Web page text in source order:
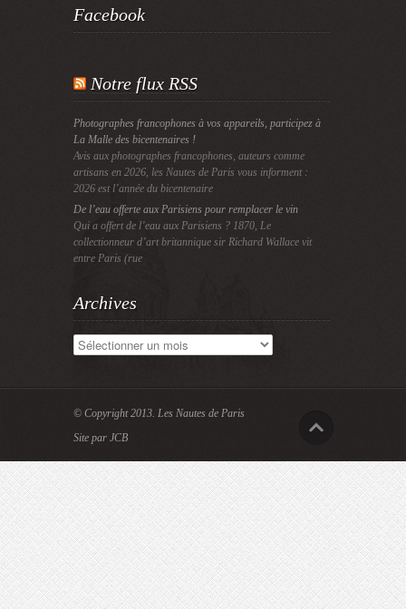
Facebook
Notre flux RSS
Photographes francophones à vos appareils, participez à
La Malle des bicentenaires !
Avis aux photographes francophones, auteurs comme
artisans en 2026, les Nautes de Paris vous informent :
2026 est l’année du bicentenaire
De l’eau offerte aux Parisiens pour remplacer le vin
Qui a offert de l’eau aux Parisiens ? 1870, Le
collectionneur d’art britannique sir Richard Wallace vit
entre Paris (rue
Archives
Archives
© Copyright 2013. Les Nautes de Paris
Site par JCB